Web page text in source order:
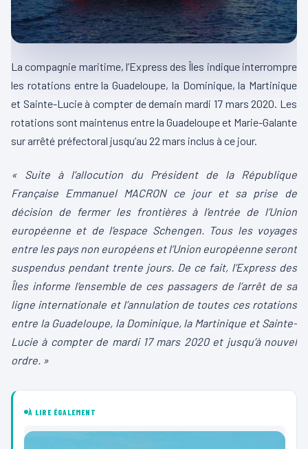
La compagnie maritime, l’Express des Îles indique interrompre
les rotations entre la Guadeloupe, la Dominique, la Martinique
et Sainte-Lucie à compter de demain mardi 17 mars 2020. Les
rotations sont maintenus entre la Guadeloupe et Marie-Galante
sur arrêté préfectoral jusqu’au 22 mars inclus à ce jour.
« Suite à l’allocution du Président de la République
Française Emmanuel MACRON ce jour et sa prise de
décision de fermer les frontières à l’entrée de l’Union
européenne et de l’espace Schengen. Tous les voyages
entre les pays non européens et l’Union européenne seront
suspendus pendant trente jours. De ce fait, l’Express des
Îles informe l’ensemble de ces passagers de l’arrêt de sa
ligne internationale et l’annulation de toutes ces rotations
entre la Guadeloupe, la Dominique, la Martinique et Sainte-
Lucie à compter de mardi 17 mars 2020 et jusqu’à nouvel
ordre. »
À LIRE ÉGALEMENT